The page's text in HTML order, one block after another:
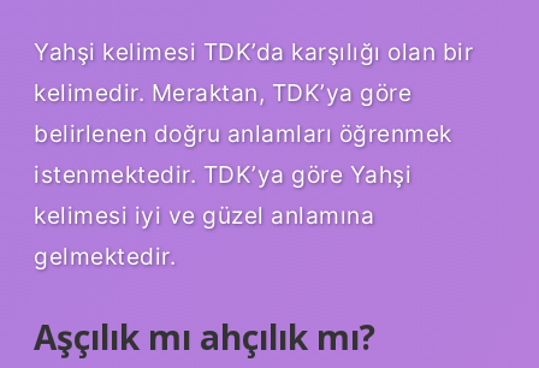
Yahşi kelimesi TDK’da karşılığı olan bir
kelimedir. Meraktan, TDK’ya göre
belirlenen doğru anlamları öğrenmek
istenmektedir. TDK’ya göre Yahşi
kelimesi iyi ve güzel anlamına
gelmektedir.
Aşçılık mı ahçılık mı?